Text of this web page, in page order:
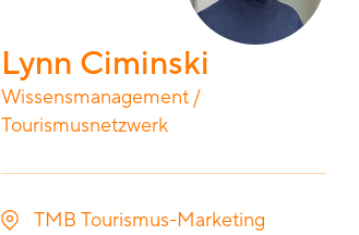
Lynn Ciminski
Wissensmanagement /
Tourismusnetzwerk
TMB Tourismus-Marketing